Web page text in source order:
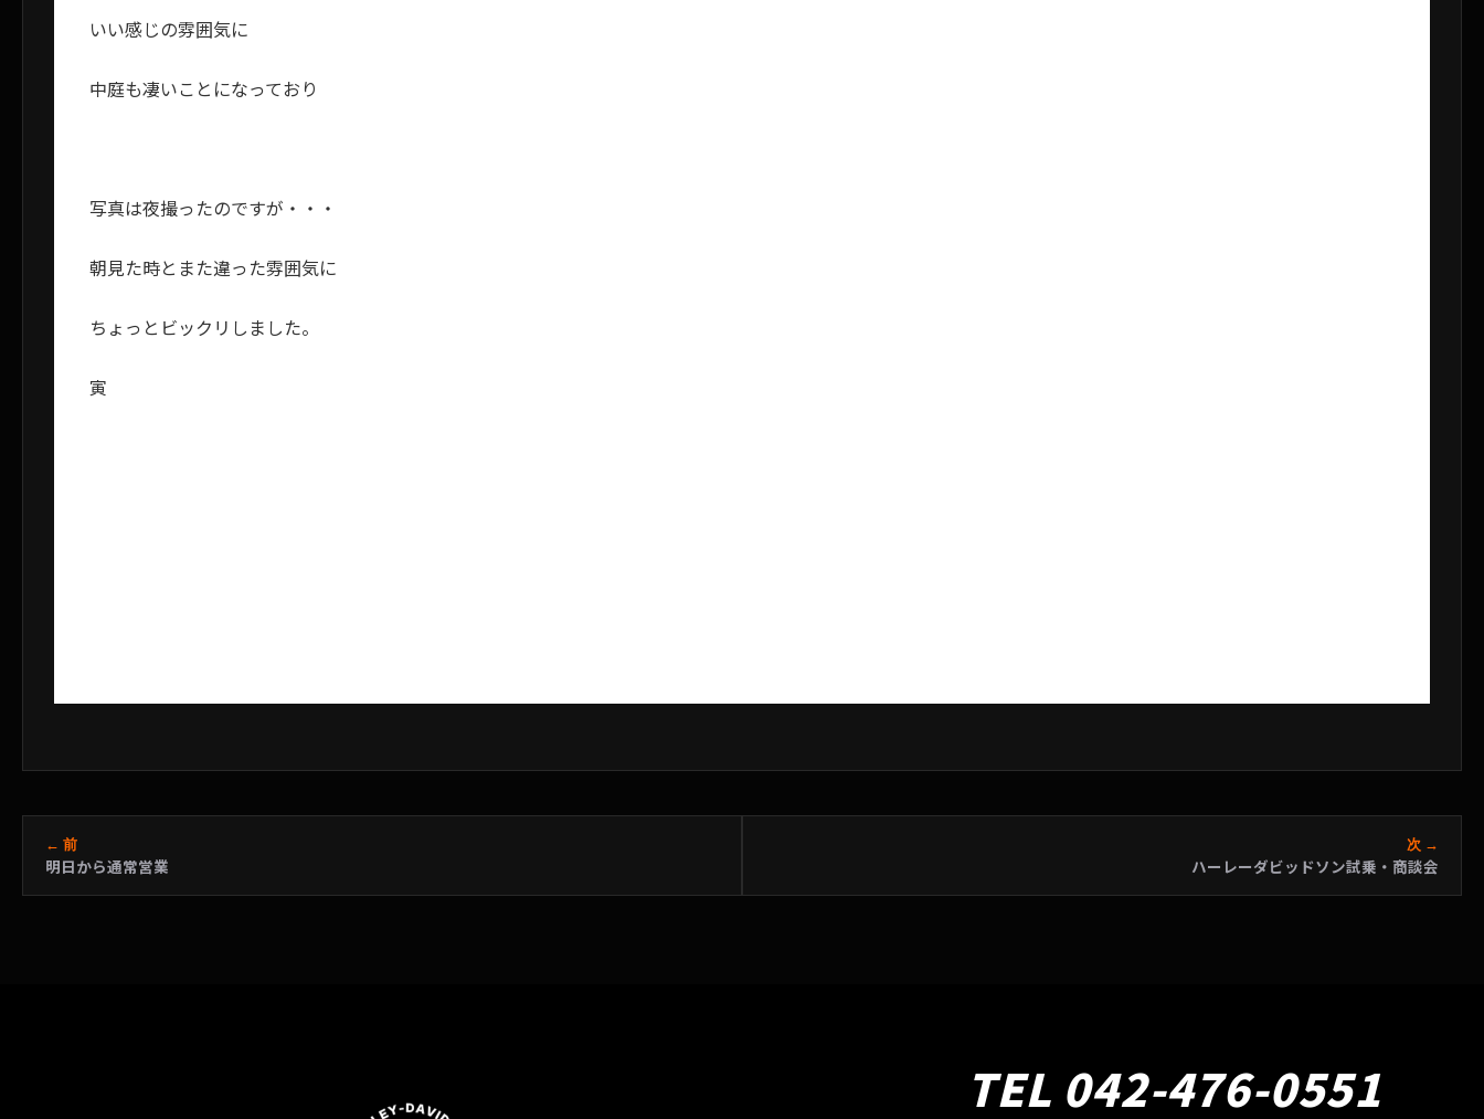
いい感じの雰囲気に
中庭も凄いことになっており
写真は夜撮ったのですが・・・
朝見た時とまた違った雰囲気に
ちょっとビックリしました。
寅
← 前
明日から通常営業
次 →
ハーレーダビッドソン試乗・商談会
TEL 042-476-0551